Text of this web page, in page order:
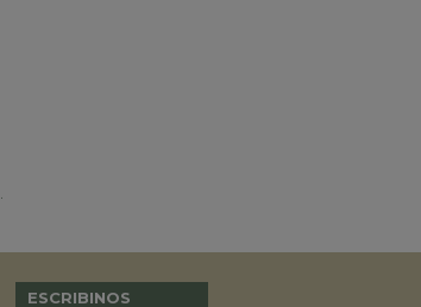
ESCRIBINOS